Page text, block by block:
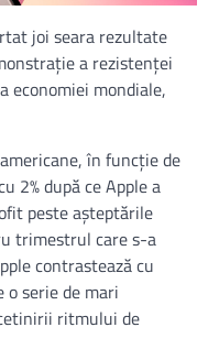
joi seara rezultate
a rezistenţei
economiei mondiale,
în funcţie de
2% după ce Apple a
peste aşteptările
trimestrul care s-a
contrastează cu
serie de mari
ritmului de